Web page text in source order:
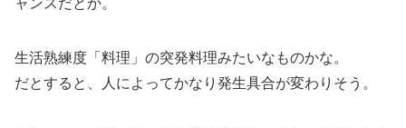
生活熟練度「料理」の突発料理みたいなものかな。
だとすると、人によってかなり発生具合が変わりそう。